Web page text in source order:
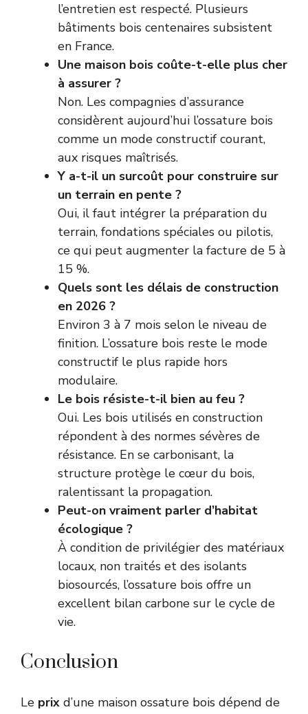
l’entretien est respecté. Plusieurs
bâtiments bois centenaires subsistent
en France.
Une maison bois coûte-t-elle plus cher
à assurer ?
Non. Les compagnies d’assurance
considèrent aujourd’hui l’ossature bois
comme un mode constructif courant,
aux risques maîtrisés.
Y a-t-il un surcoût pour construire sur
un terrain en pente ?
Oui, il faut intégrer la préparation du
terrain, fondations spéciales ou pilotis,
ce qui peut augmenter la facture de 5 à
15 %.
Quels sont les délais de construction
en 2026 ?
Environ 3 à 7 mois selon le niveau de
finition. L’ossature bois reste le mode
constructif le plus rapide hors
modulaire.
Le bois résiste-t-il bien au feu ?
Oui. Les bois utilisés en construction
répondent à des normes sévères de
résistance. En se carbonisant, la
structure protège le cœur du bois,
ralentissant la propagation.
Peut-on vraiment parler d’habitat
écologique ?
À condition de privilégier des matériaux
locaux, non traités et des isolants
biosourcés, l’ossature bois offre un
excellent bilan carbone sur le cycle de
vie.
Conclusion
Le prix d’une maison ossature bois dépend de